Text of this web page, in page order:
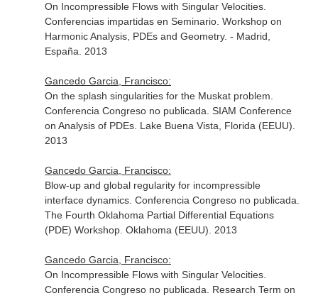
On Incompressible Flows with Singular Velocities.
Conferencias impartidas en Seminario. Workshop on
Harmonic Analysis, PDEs and Geometry. - Madrid,
España. 2013
Gancedo Garcia, Francisco:
On the splash singularities for the Muskat problem.
Conferencia Congreso no publicada. SIAM Conference
on Analysis of PDEs. Lake Buena Vista, Florida (EEUU).
2013
Gancedo Garcia, Francisco:
Blow-up and global regularity for incompressible
interface dynamics. Conferencia Congreso no publicada.
The Fourth Oklahoma Partial Differential Equations
(PDE) Workshop. Oklahoma (EEUU). 2013
Gancedo Garcia, Francisco:
On Incompressible Flows with Singular Velocities.
Conferencia Congreso no publicada. Research Term on